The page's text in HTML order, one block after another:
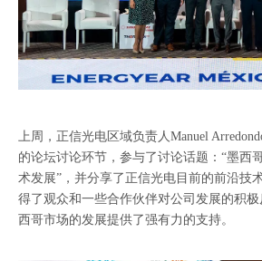
上周，正信光电区域负责人Manuel
的论坛讨论环节，参与了讨论话题：“墨西
术发展”，并分享了正信光电目前的前沿技
得了观众和一些合作伙伴对公司发展的积
西哥市场的发展提供了强有力的支持。